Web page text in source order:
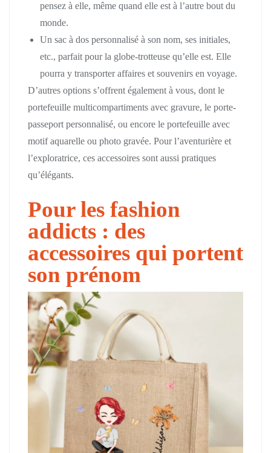
pensez à elle, même quand elle est à l’autre bout du
monde.
Un sac à dos personnalisé à son nom, ses initiales,
etc., parfait pour la globe-trotteuse qu’elle est. Elle
pourra y transporter affaires et souvenirs en voyage.
D’autres options s’offrent également à vous, dont le
portefeuille multicompartiments avec gravure, le porte-
passeport personnalisé, ou encore le portefeuille avec
motif aquarelle ou photo gravée. Pour l’aventurière et
l’exploratrice, ces accessoires sont aussi pratiques
qu’élégants.
Pour les fashion
addicts : des
accessoires qui portent
son prénom